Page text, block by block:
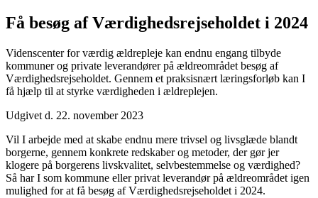
Få besøg af Værdighedsrejseholdet i 2024
Videnscenter for værdig ældrepleje kan endnu engang tilbyde
kommuner og private leverandører på ældreområdet besøg af
Værdighedsrejseholdet. Gennem et praksisnært læringsforløb kan I
få hjælp til at styrke værdigheden i ældreplejen.
Udgivet d. 22. november 2023
Vil I arbejde med at skabe endnu mere trivsel og livsglæde blandt
borgerne, gennem konkrete redskaber og metoder, der gør jer
klogere på borgerens livskvalitet, selvbestemmelse og værdighed?
Så har I som kommune eller privat leverandør på ældreområdet igen
mulighed for at få besøg af Værdighedsrejseholdet i 2024.